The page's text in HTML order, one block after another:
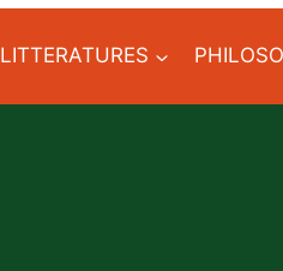
LITTERATURES